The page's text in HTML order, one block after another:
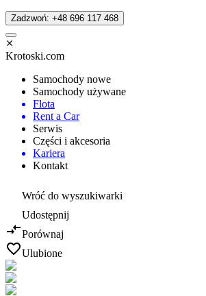
Zadzwoń: +48 696 117 468
Krotoski.com
Samochody nowe
Samochody używane
Flota
Rent a Car
Serwis
Części i akcesoria
Kariera
Kontakt
Wróć do wyszukiwarki
Udostępnij
Porównaj
Ulubione